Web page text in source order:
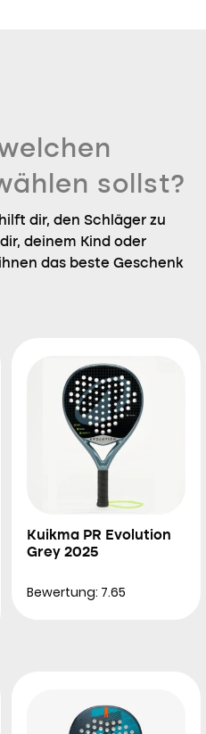
sollst?
dir, den Schläger zu
deinem Kind oder
das beste Geschenk
Kuikma PR Evolution
Grey 2025
Bewertung: 7.65